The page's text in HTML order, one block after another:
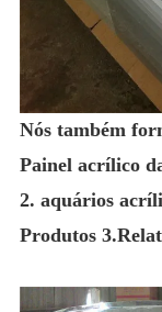
Nós também
Painel acrílico
2. aquários
Produtos